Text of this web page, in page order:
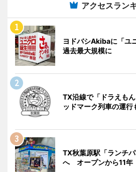
アクセスラン
ヨドバシAkibaに「
過去最大規模に
TX沿線で「ドラえも
ッドマーク列車の運行
TX秋葉原駅「ランチ
へ オープンから11年